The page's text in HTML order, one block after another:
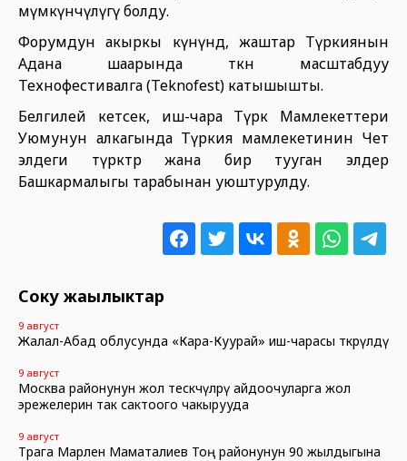
мүмкүнчүлүгү болду.
Форумдун акыркы күнүндө, жаштар Түркиянын
Адана шаарында өткөн масштабдуу
Технофестивалга (Teknofest) катышышты.
Белгилей кетсек, иш-чара Түрк Мамлекеттери
Уюмунун алкагында Түркия мамлекетинин Чет
элдеги түрктөр жана бир тууган элдер
Башкармалыгы тарабынан уюштурулду.
Соңку жаңылыктар
9 август
Жалал-Абад облусунда «Кара-Куурай» иш-чарасы өткөрүлдү
9 август
Москва районунун жол тескөөчүлөрү айдоочуларга жол
эрежелерин так сактоого чакырууда
9 август
Төрага Марлен Маматалиев Тоң районунун 90 жылдыгына